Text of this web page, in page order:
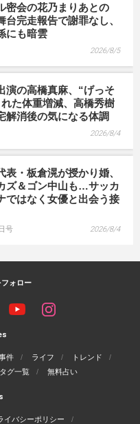
密会の花乃まりあとの
台完走報告で謝罪なし、
にも暗雲
2026/8/5
演の高橋真麻、“げっそ
た体重増減、高橋秀樹
解消後の気になる体調
2026/8/4
表・板倉滉が授かり婚、
ズ＆ゴン中山も…サッカ
ではなく女優と出会う接
号 2026/8/4
ォロー
件 ライフ
トレンド
タグ一覧 無料占い
イバシーポリシー